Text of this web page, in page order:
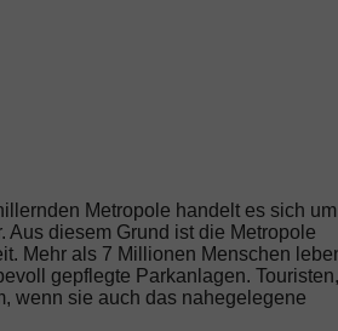
Metropole handelt es sich um
diesem Grund ist die Metropole
Mehr als 7 Millionen Menschen
gepflegte Parkanlagen. Touristen,
wenn sie auch das nahegelegene